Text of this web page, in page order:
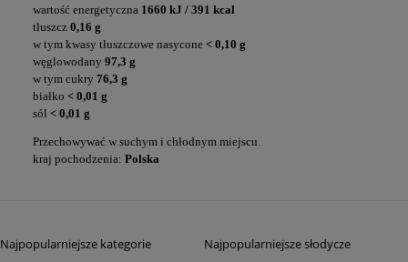
wartość energetyczna 1660 kJ / 391 kcal
tłuszcz 0,16 g
w tym kwasy tłuszczowe nasycone < 0,10 g
węglowodany 97,3 g
w tym cukry 76,3 g
białko < 0,01 g
sól < 0,01 g
Przechowywać w suchym i chłodnym miejscu.
kraj pochodzenia: Polska
Najpopularniejsze kategorie
Najpopularniejsze słodycze